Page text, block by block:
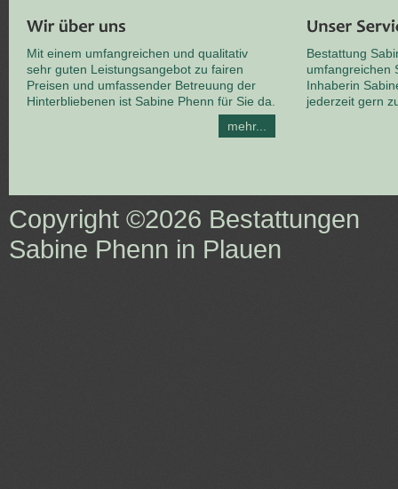
Mit einem umfangreichen und qualitativ
sehr guten Leistungsangebot zu fairen
Preisen und umfassender Betreuung der
Hinterbliebenen ist Sabine Phenn für Sie da.
mehr...
Bestattung
umfangreichen
Inhaberin
jederzeit gern
Copyright ©2026 Bestattungen
Sabine Phenn in Plauen